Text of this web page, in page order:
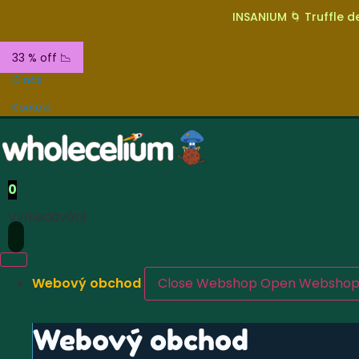
INSANIUM 🌀 Truffle
33 % off 📉
O nás
Kontakt
0
Vyhledávání
Webový obchod Close Webshop Open Webshop
Webový obchod